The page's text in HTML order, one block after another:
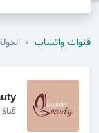
قنوات واتساب ›